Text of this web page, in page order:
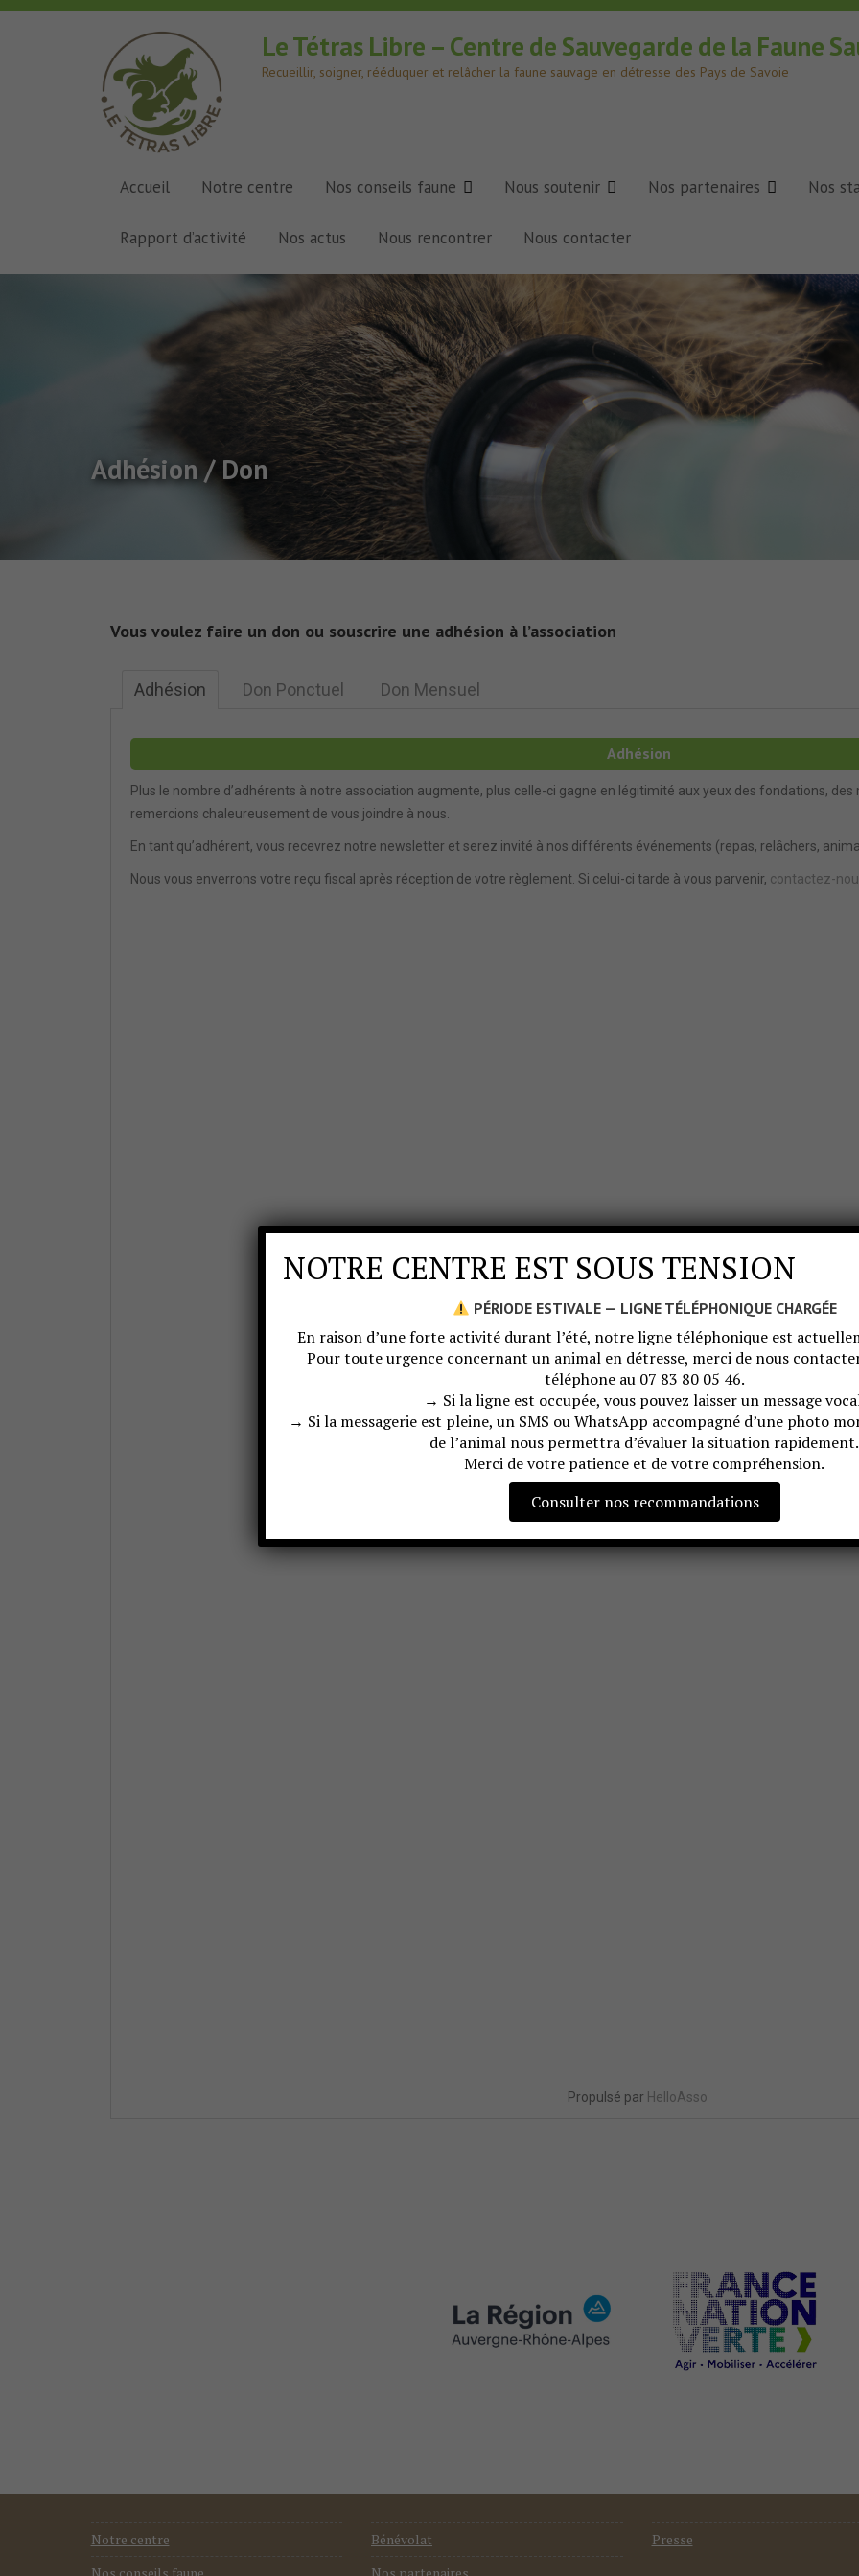
Le Tétras Libre – Centre de Sauvegarde de la Faune
Recueillir, soigner, rééduquer et relâcher la faune sauvage en détresse des Pays de Savoie
Accueil Notre centre Nos conseils faune Nous soutenir Nos partenaires Nos
Rapport d’activité Nos actus Nous rencontrer Nous contacter
Adhésion / Don
Vous voulez faire un don ou souscrire une adhésion à l’association
Adhésion Don Ponctuel Don Mensuel
Adhésion
Plus le nombre d’adhérents à notre association augmente, plus celle-ci gagne en légitimité aux yeux des fondations,
remercions chaleureusement de vous joindre à nous.
En tant qu’adhérent, vous recevrez notre newsletter et serez invité à nos différents événements (repas, relâchers,
Nous vous enverrons votre reçu fiscal après réception de votre règlement. Si celui-ci tarde à vous parvenir, contactez-
Propulsé par HelloAsso
Notre centre
Bénévolat
Presse
NOTRE CENTRE EST SOUS TENSION
PÉRIODE ESTIVALE — LIGNE TÉLÉPHONIQUE CHARGÉE
En raison d’une forte activité durant l’été, notre ligne téléphonique est
Pour toute urgence concernant un animal en détresse, merci de nous
téléphone au 07 83 80 05 46.
→ Si la ligne est occupée, vous pouvez laisser un message
→ Si la messagerie est pleine, un SMS ou WhatsApp accompagné d’une photo
de l’animal nous permettra d’évaluer la situation rapidement.
Merci de votre patience et de votre compréhension.
Consulter nos recommandations